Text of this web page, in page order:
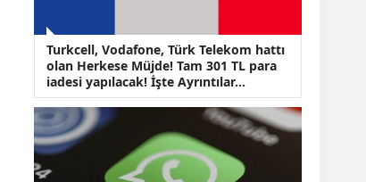
Turkcell, Vodafone, Türk Telekom hattı
olan Herkese Müjde! Tam 301 TL para
iadesi yapılacak! İşte Ayrıntılar...